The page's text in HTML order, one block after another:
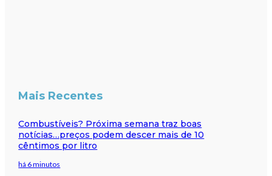
Mais Recentes
Combustíveis? Próxima semana traz boas
notícias…preços podem descer mais de 10
cêntimos por litro
há 6 minutos